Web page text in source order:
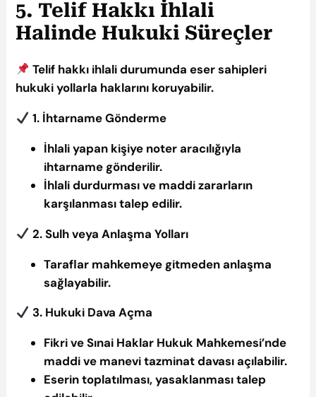
5. Telif Hakkı İhlali
Halinde Hukuki Süreçler
Telif hakkı ihlali durumunda eser sahipleri
hukuki yollarla haklarını koruyabilir.
1. İhtarname Gönderme
İhlali yapan kişiye noter aracılığıyla
ihtarname gönderilir.
İhlali durdurması ve maddi zararların
karşılanması talep edilir.
2. Sulh veya Anlaşma Yolları
Taraflar mahkemeye gitmeden anlaşma
sağlayabilir.
3. Hukuki Dava Açma
Fikri ve Sınai Haklar Hukuk Mahkemesi’nde
maddi ve manevi tazminat davası açılabilir.
Eserin toplatılması, yasaklanması talep